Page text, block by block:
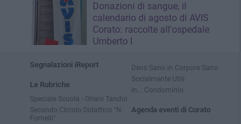
Donazioni di sangue, il
calendario di agosto di AVIS
Corato: raccolte all'ospedale
Umberto I
Segnalazioni iReport
Le Rubriche
Speciale Scuola - Oriani Tandoi
Secondo Circolo Didattico "N.
Fornelli"
Dens Sano in Corpore Sano
Socialmente Utili
In... Condominio
Agenda eventi di Corato